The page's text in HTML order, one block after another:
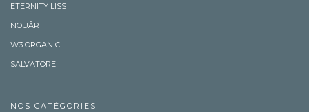
ETERNITY LISS
NOUÂR
W3 ORGANIC
SALVATORE
NOS CATÉGORIES